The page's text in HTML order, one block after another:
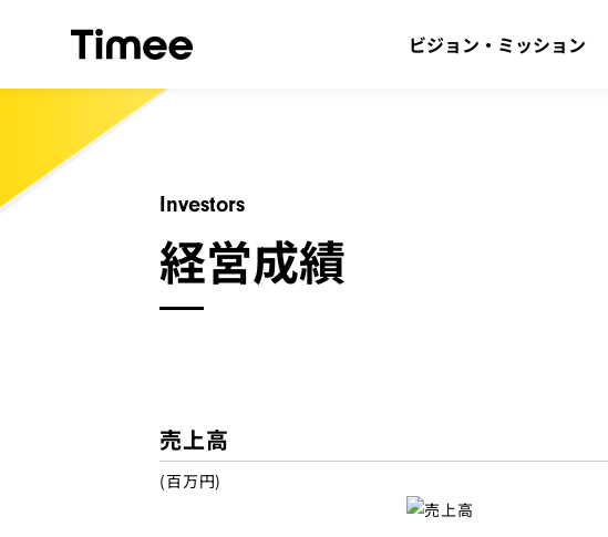
ビジョン・ミッション
Investors
経営成績
売上高
(百万円)